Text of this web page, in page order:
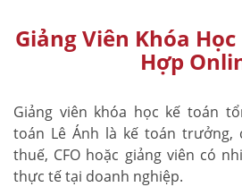
Giảng Viên Khóa
Hợp
Giảng viên khóa học kế toán
toán Lê Ánh là kế toán trưởng,
thuế, CFO hoặc giảng viên có
thực tế tại doanh nghiệp.